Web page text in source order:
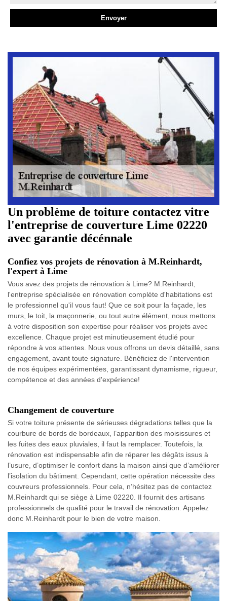
Un problème de toiture contactez vitre
l'entreprise de couverture Lime 02220
avec garantie décénnale
Confiez vos projets de rénovation à M.Reinhardt,
l'expert à Lime
Vous avez des projets de rénovation à Lime? M.Reinhardt,
l'entreprise spécialisée en rénovation complète d'habitations est
le professionnel qu'il vous faut! Que ce soit pour la façade, les
murs, le toit, la maçonnerie, ou tout autre élément, nous mettons
à votre disposition son expertise pour réaliser vos projets avec
excellence. Chaque projet est minutieusement étudié pour
répondre à vos attentes. Nous vous offrons un devis détaillé, sans
engagement, avant toute signature. Bénéficiez de l'intervention
de nos équipes expérimentées, garantissant dynamisme, rigueur,
compétence et des années d'expérience!
Changement de couverture
Si votre toiture présente de sérieuses dégradations telles que la
courbure de bords de bordeaux, l’apparition des moisissures et
les fuites des eaux pluviales, il faut la remplacer. Toutefois, la
rénovation est indispensable afin de réparer les dégâts issus à
l’usure, d’optimiser le confort dans la maison ainsi que d’améliorer
l’isolation du bâtiment. Cependant, cette opération nécessite des
couvreurs professionnels. Pour cela, n’hésitez pas de contactez
M.Reinhardt qui se siège à Lime 02220. Il fournit des artisans
professionnels de qualité pour le travail de rénovation. Appelez
donc M.Reinhardt pour le bien de votre maison.